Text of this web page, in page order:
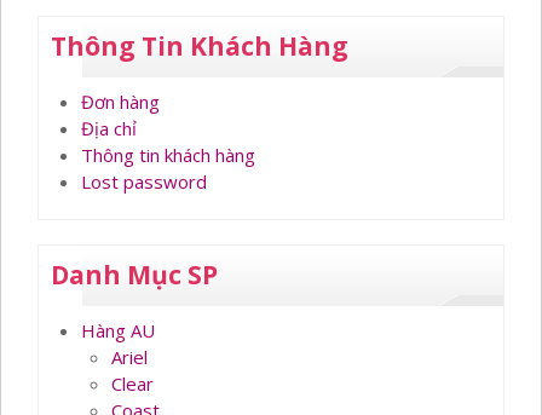
Thông Tin Khách Hàng
Đơn hàng
Địa chỉ
Thông tin khách hàng
Lost password
Danh Mục SP
Hàng AU
Ariel
Clear